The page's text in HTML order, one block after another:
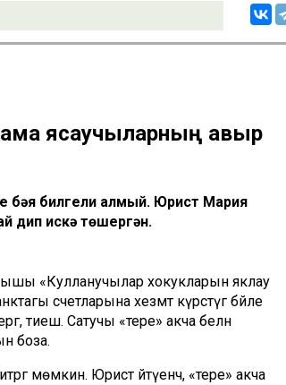
ясаучыларның авыр
бәя билгели алмый. Юрист Мария
дип искә төшергән.
«Кулланучылар хокукларын яклау
счетларына хезмәт күрсәтүгә бәйле
тиеш. Сатучы «тере» акча белән
боза.
мөмкин. Юрист әйтүенчә, «тере» акча